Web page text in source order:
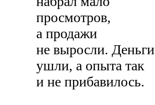
просмотров,
а продажи
не выросли. Деньги
ушли, а опыта так
и не прибавилось.